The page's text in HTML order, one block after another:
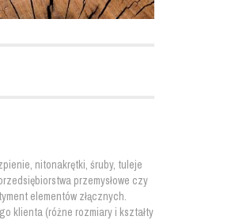
nitonakrętki, śruby, tuleje
przemysłowe czy
elementów złącznych.
klienta (różne rozmiary i kształty